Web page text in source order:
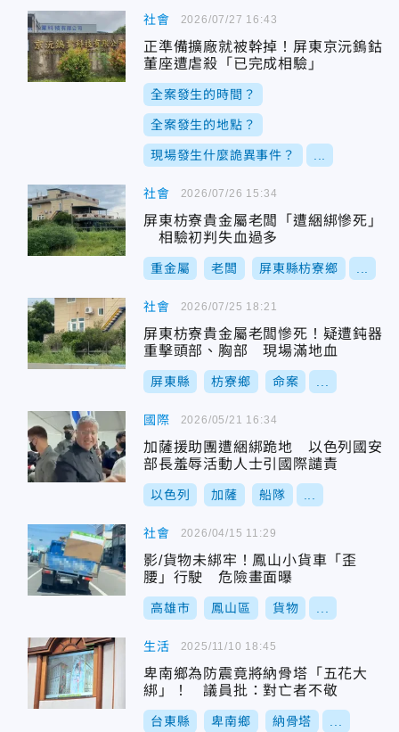
社會
正準備擴廠就被幹掉！屏東京沅鎢鈷
董座遭虐殺「已完成相驗」
全案發生的時間？
全案發生的地點？
現場發生什麼詭異事件？
2026/07/27 16:43
社會
屏東枋寮貴金屬老闆「遭綑綁慘死」
相驗初判失血過多
重金屬 老闆 屏東縣枋寮鄉
2026/07/26 15:34
社會
屏東枋寮貴金屬老闆慘死！疑遭鈍器
重擊頭部、胸部 現場滿地血
屏東縣 枋寮鄉 命案
2026/07/25 18:21
國際
加薩援助團遭綑綁跪地 以色列國安
部長羞辱活動人士引國際譴責
以色列 加薩 船隊
2026/05/21 16:34
社會
影/貨物未綁牢！鳳山小貨車「歪
腰」行駛 危險畫面曝
高雄市 鳳山區 貨物
2026/04/15 11:29
生活
卑南鄉為防震竟將納骨塔「五花大
綁」！ 議員批：對亡者不敬
台東縣 卑南鄉 納骨塔
2025/11/10 18:45